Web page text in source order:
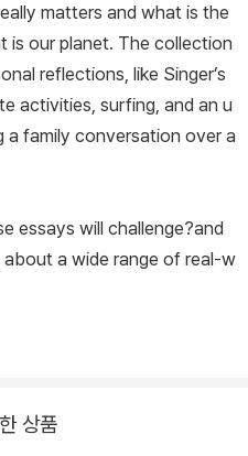
matters and what is the
is our planet. The collection
reflections, like Singer’s
activities, surfing, and an u
family conversation over a
essays will challenge?and
a wide range of real-w
상품